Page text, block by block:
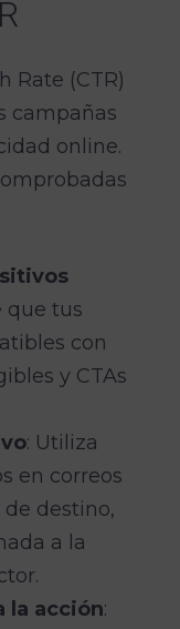
Rate (CTR)
campañas
online.
que tus
con
y CTAs
: Utiliza
en correos
destino,
a la
la acción: